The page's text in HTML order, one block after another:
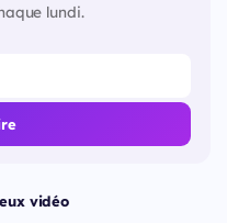
lundi.
vidéo